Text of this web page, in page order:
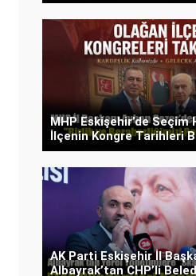
MHP Eskişehir’de
İlçenin Kongre Tarihleri
AK Parti Eskişehir İl
Albayrak’tan CHP’li